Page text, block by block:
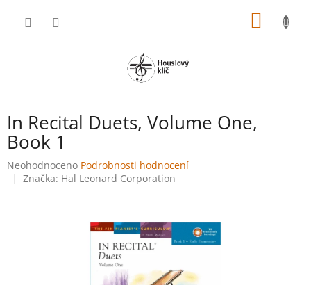
In Recital Duets, Volume One,
Book 1
Průměrné
hodnocení
Neohodnoceno Podrobnosti hodnocení
Značka: Hal Leonard Corporation